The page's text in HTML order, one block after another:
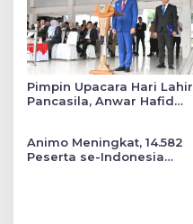
Pimpin Upacara Hari Lahir
Pancasila, Anwar Hafid
Animo Meningkat, 14.582
Peserta se-Indonesia